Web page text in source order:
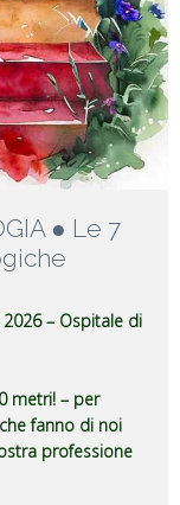
● Le 7
– Ospitale di
metri! – per
fanno di noi
professione